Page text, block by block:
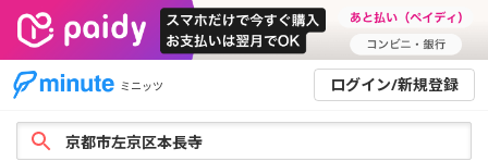
ミニッツ ログイン/新規登録